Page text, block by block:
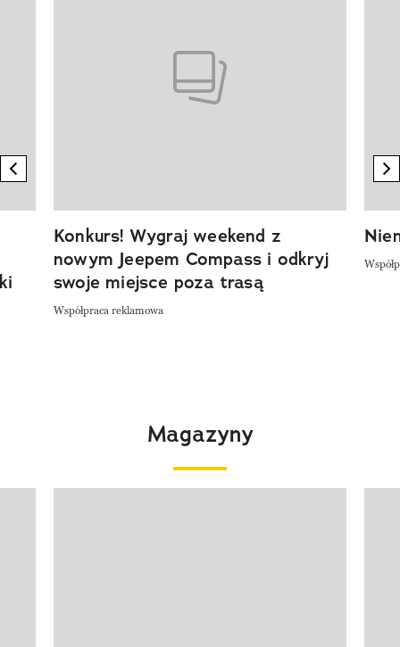
previous element
Konkurs! Wygraj weekend z
nowym Jeepem Compass i odkryj
swoje miejsce poza trasą
Współpraca reklamowa
Magazyny